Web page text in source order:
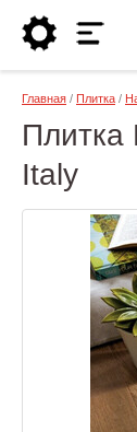
Главная / Плитка /
Плитка
Italy